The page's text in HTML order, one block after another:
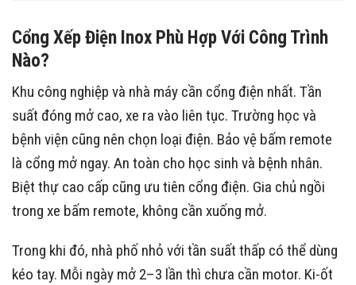
Cổng Xếp Điện Inox Phù Hợp Với Công Trình
Nào?
Khu công nghiệp và nhà máy cần cổng điện nhất. Tần
suất đóng mở cao, xe ra vào liên tục. Trường học và
bệnh viện cũng nên chọn loại điện. Bảo vệ bấm remote
là cổng mở ngay. An toàn cho học sinh và bệnh nhân.
Biệt thự cao cấp cũng ưu tiên cổng điện. Gia chủ ngồi
trong xe bấm remote, không cần xuống mở.
Trong khi đó, nhà phố nhỏ với tần suất thấp có thể dùng
kéo tay. Mỗi ngày mở 2–3 lần thì chưa cần motor. Ki-ốt